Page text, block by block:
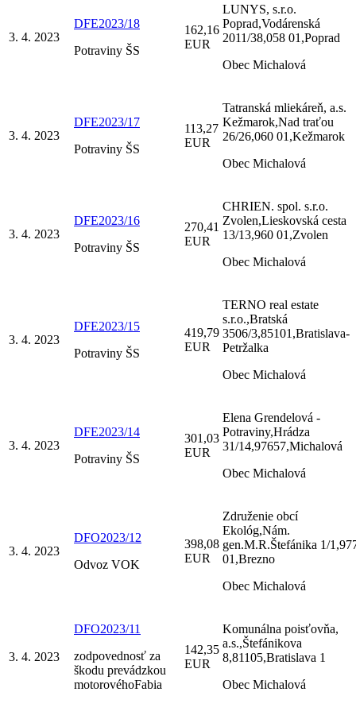
3. 4. 2023
DFE2023/18
Potraviny ŠS
162,16
EUR
LUNYS, s.r.o.
Poprad,Vodárenská
2011/38,058 01,Poprad
Obec Michalová
3. 4. 2023
DFE2023/17
Potraviny ŠS
113,27
EUR
Tatranská mliekáreň, a.s.
Kežmarok,Nad traťou
26/26,060 01,Kežmarok
Obec Michalová
3. 4. 2023
DFE2023/16
Potraviny ŠS
270,41
EUR
CHRIEN. spol. s.r.o.
Zvolen,Lieskovská cesta
13/13,960 01,Zvolen
Obec Michalová
3. 4. 2023
DFE2023/15
Potraviny ŠS
419,79
EUR
TERNO real estate
s.r.o.,Bratská
3506/3,85101,Bratislava-
Petržalka
Obec Michalová
3. 4. 2023
DFE2023/14
Potraviny ŠS
301,03
EUR
Elena Grendelová -
Potraviny,Hrádza
31/14,97657,Michalová
Obec Michalová
3. 4. 2023
DFO2023/12
Odvoz VOK
398,08
EUR
Združenie obcí
Ekológ,Nám.
gen.M.R.Štefánika 1/
01,Brezno
Obec Michalová
3. 4. 2023
DFO2023/11
zodpovednosť za
škodu prevádzkou
motorovéhoFabia
142,35
EUR
Komunálna poisťovňa,
a.s.,Štefánikova
8,81105,Bratislava 1
Obec Michalová